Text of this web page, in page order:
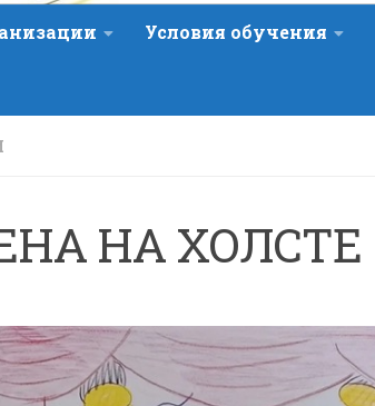
Условия обучения
НА ХОЛСТЕ